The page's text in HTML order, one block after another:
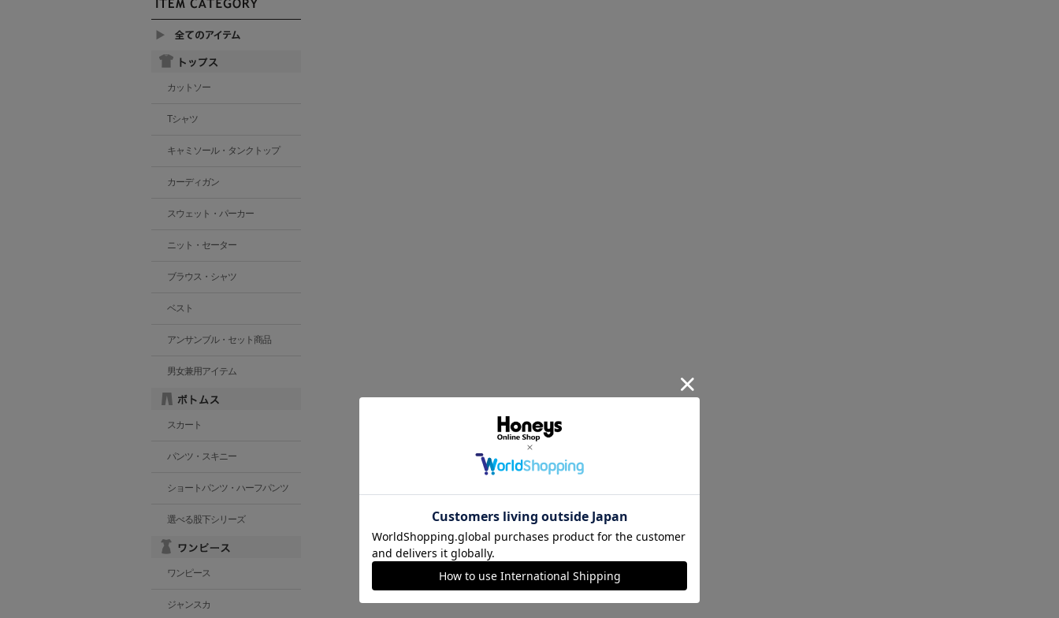
カットソー
Tシャツ
キャミソール・タンクトップ
カーディガン
スウェット・パーカー
ニット・セーター
ブラウス・シャツ
ベスト
アンサンブル・セット商品
男女兼用アイテム
スカート
パンツ・スキニー
ショートパンツ・ハーフパンツ
選べる股下シリーズ
ワンピース
ジャンスカ